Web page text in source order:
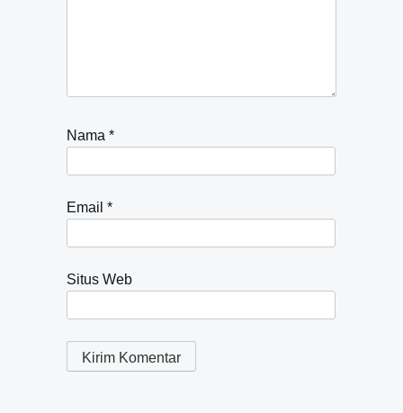
Nama *
Email *
Situs Web